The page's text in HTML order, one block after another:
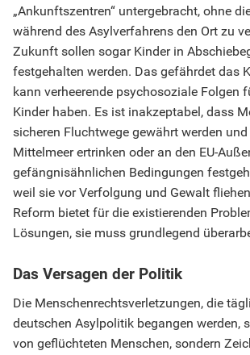
„Ankunftszentren“ untergebracht, ohne
während des Asylverfahrens den Ort zu
Zukunft sollen sogar Kinder in
festgehalten werden. Das gefährdet das
kann verheerende psychosoziale Folgen
Kinder haben. Es ist inakzeptabel, dass
sicheren Fluchtwege gewährt werden
Mittelmeer ertrinken oder an den EU-
gefängnisähnlichen Bedingungen
weil sie vor Verfolgung und Gewalt
Reform bietet für die existierenden
Lösungen, sie muss grundlegend
Das Versagen der Politik
Die Menschenrechtsverletzungen, die
deutschen Asylpolitik begangen werden,
von geflüchteten Menschen, sondern